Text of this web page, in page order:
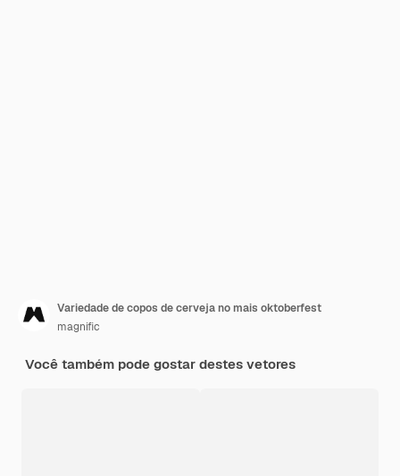
Variedade de copos de cerveja no mais oktoberfest
magnific
Você também pode gostar destes vetores